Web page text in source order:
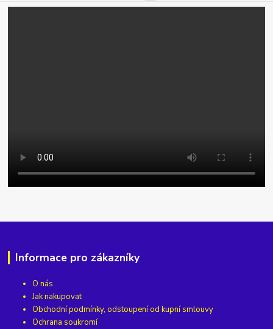
Informace pro zákazníky
O nás
Jak nakupovat
Obchodní podmínky, odstoupení od kupní smlouvy
Ochrana soukromí